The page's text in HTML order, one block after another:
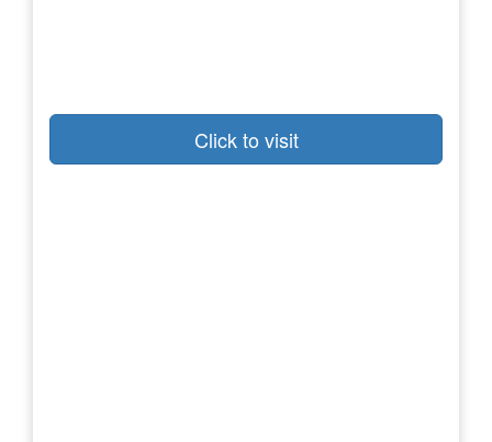
Click to visit